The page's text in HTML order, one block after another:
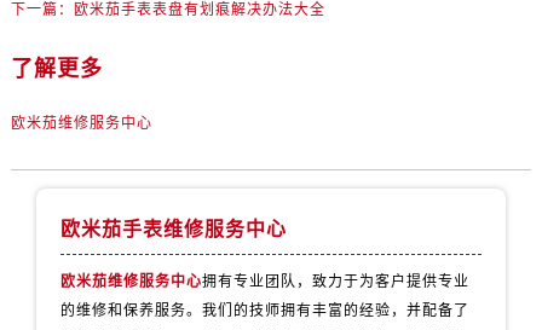
江苏省连云港市海州区通灌北路欧米茄售后服务中心（需提前预约）
下一篇： 欧米茄手表表盘有划痕解决办法大全
了解更多
欧米茄维修服务中心
欧米茄手表维修服务中心
欧米茄维修服务中心拥有专业团队，致力于为客户提供专业
的维修和保养服务。我们的技师拥有丰富的经验，并配备了